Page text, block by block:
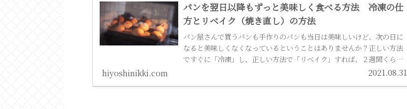
パンを翌日以降もずっと美味しく食べる方法 冷凍の仕
方とリベイク（焼き直し）の方法
パン屋さんで買うパンも手作りのパンも当日は美味しいけど、次の日に
なると美味しくなくなっているということはありませんか？正しい方法
ですぐに「冷凍」し、正しい方法で「リベイク」すれば、２週間くらい
hiyoshinikki.com 2021.08.31